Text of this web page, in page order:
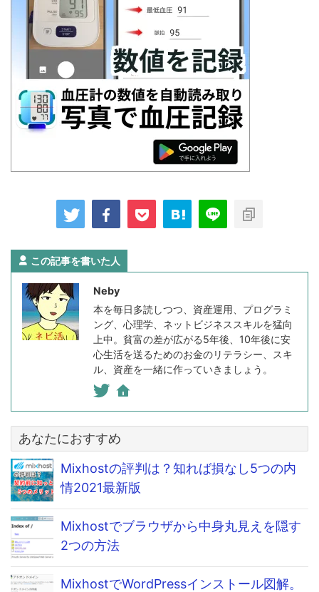
この記事を書いた人
Neby
本を毎日多読しつつ、資産運用、プログラミ
ング、心理学、ネットビジネススキルを猛向
上中。貧富の差が広がる5年後、10年後に安
心生活を送るためのお金のリテラシー、スキ
ル、資産を一緒に作っていきましょう。
あなたにおすすめ
Mixhostの評判は？知れば損なし5つの内
情2021最新版
Mixhostでブラウザから中身丸見えを隠す
2つの方法
MixhostでWordPressインストール図解。